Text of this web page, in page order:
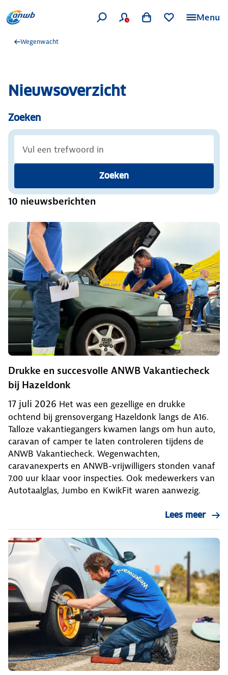
Menu
Wegenwacht
Nieuwsoverzicht
Zoeken
Zoeken
10 nieuwsberichten
Drukke en succesvolle ANWB Vakantiecheck
bij Hazeldonk
17 juli 2026 Het was een gezellige en drukke
ochtend bij grensovergang Hazeldonk langs de A16.
Talloze vakantiegangers kwamen langs om hun auto,
caravan of camper te laten controleren tijdens de
ANWB Vakantiecheck. Wegenwachten,
caravanexperts en ANWB-vrijwilligers stonden vanaf
7.00 uur klaar voor inspecties. Ook medewerkers van
Autotaalglas, Jumbo en KwikFit waren aanwezig.
Lees meer